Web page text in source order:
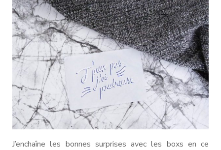
Little
Mountains
Box.
J’enchaîne les bonnes surprises avec les boxs en ce